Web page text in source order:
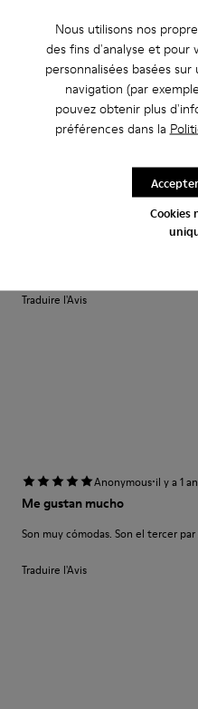
Nous utilisons nos
des fins d'analyse et pour
personnalisées basées
navigation (par
pouvez obtenir plus
préférences dans la
Cookies
Nunca fico desapontada com a
qualidade extraordinária com um
variedade. Marca de eleição para
Traduire l'Avis
Anonymous·il y a 1 an
Me gustan mucho
Son muy cómodas. Son el tercer
Traduire l'Avis